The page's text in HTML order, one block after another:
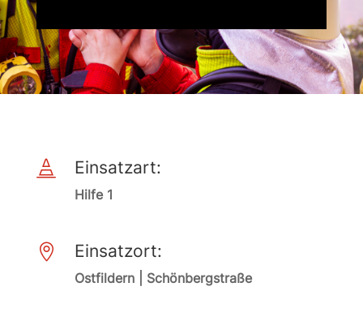
 Einsatzart:
Hilfe 1
 Einsatzort:
Ostfildern | Schönbergstraße